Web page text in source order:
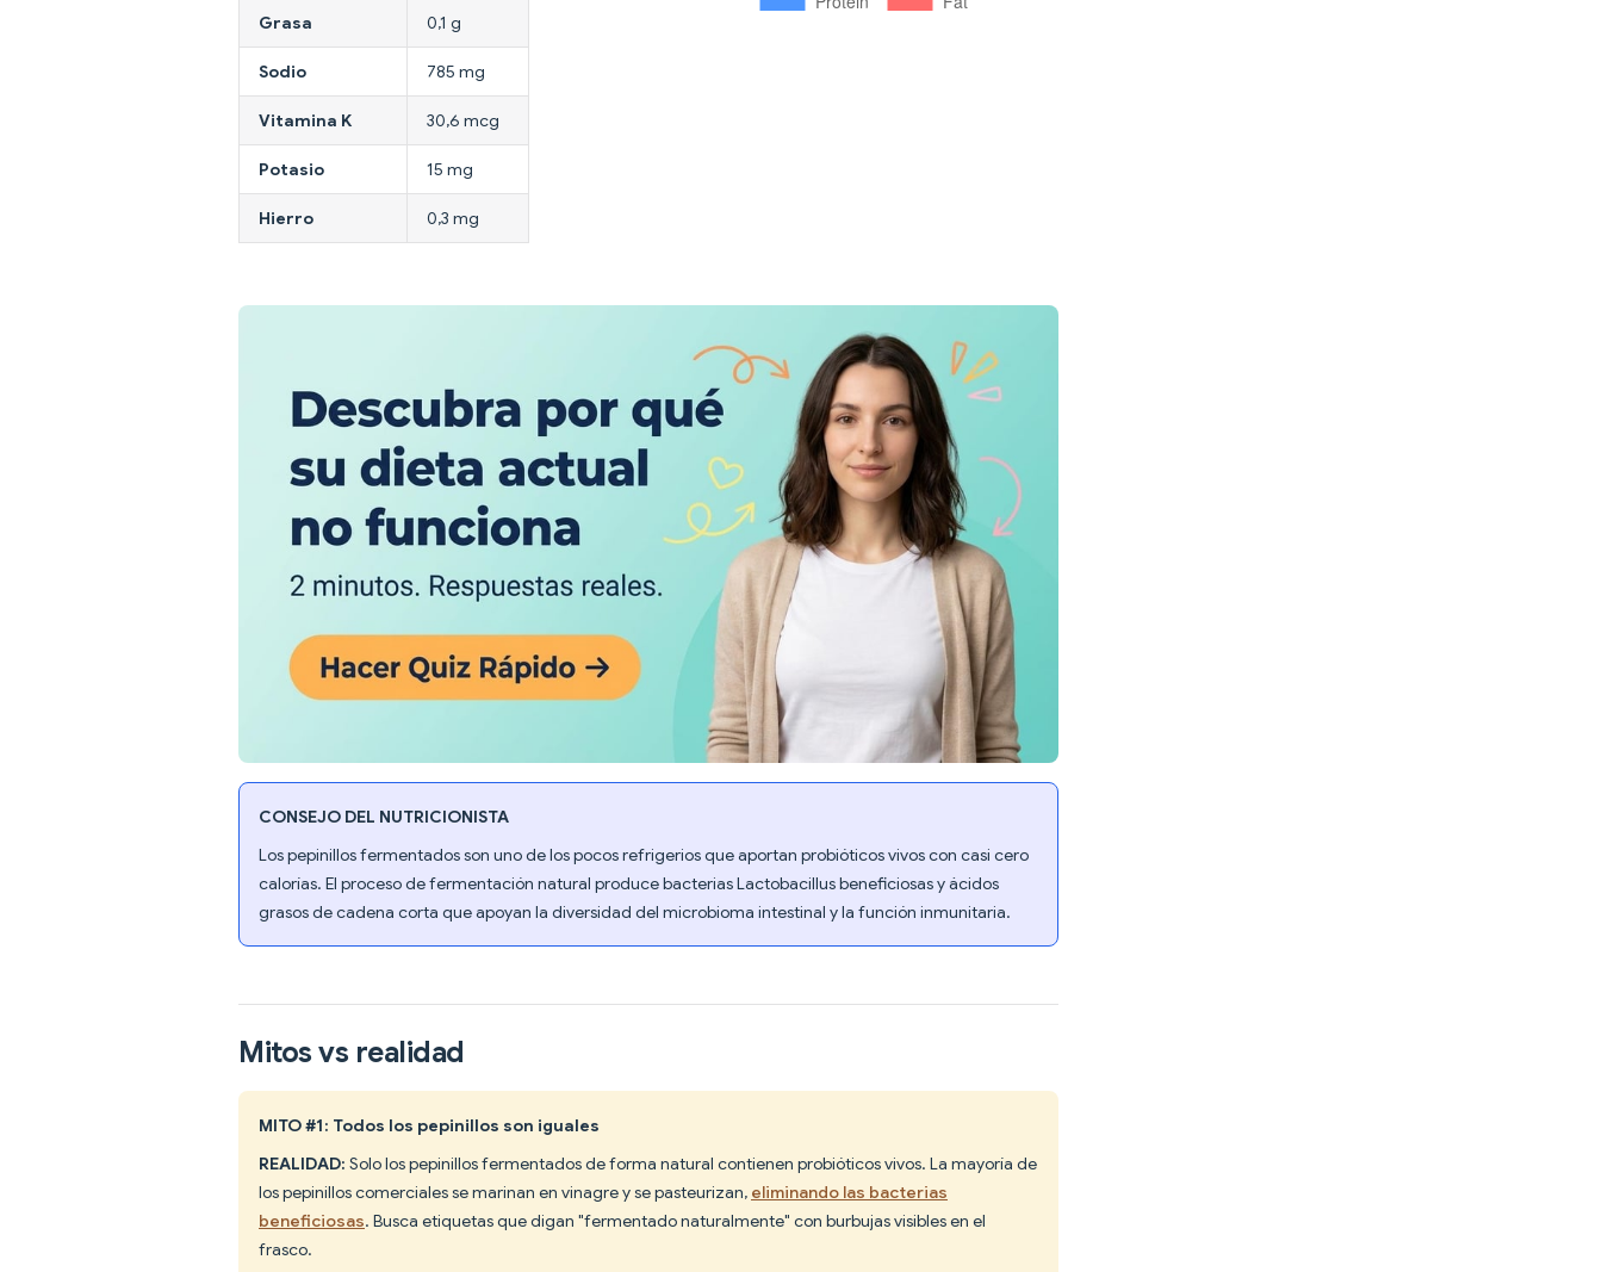
Grasa 0,1 g
Sodio 785 mg
Vitamina K 30,6 mcg
Potasio 15 mg
Hierro 0,3 mg
CONSEJO DEL NUTRICIONISTA
Los pepinillos fermentados son uno de los pocos refrigerios que aportan probióticos vivos con casi cero
calorías. El proceso de fermentación natural produce bacterias Lactobacillus beneficiosas y ácidos
grasos de cadena corta que apoyan la diversidad del microbioma intestinal y la función inmunitaria.
Mitos vs realidad
MITO #1: Todos los pepinillos son iguales
REALIDAD: Solo los pepinillos fermentados de forma natural contienen probióticos vivos. La mayoría de
los pepinillos comerciales se marinan en vinagre y se pasteurizan, eliminando las bacterias
beneficiosas. Busca etiquetas que digan "fermentado naturalmente" con burbujas visibles en el
frasco.